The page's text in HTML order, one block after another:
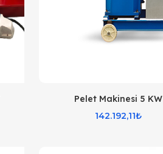
Pelet Makinesi 5 KW
142.192,11₺